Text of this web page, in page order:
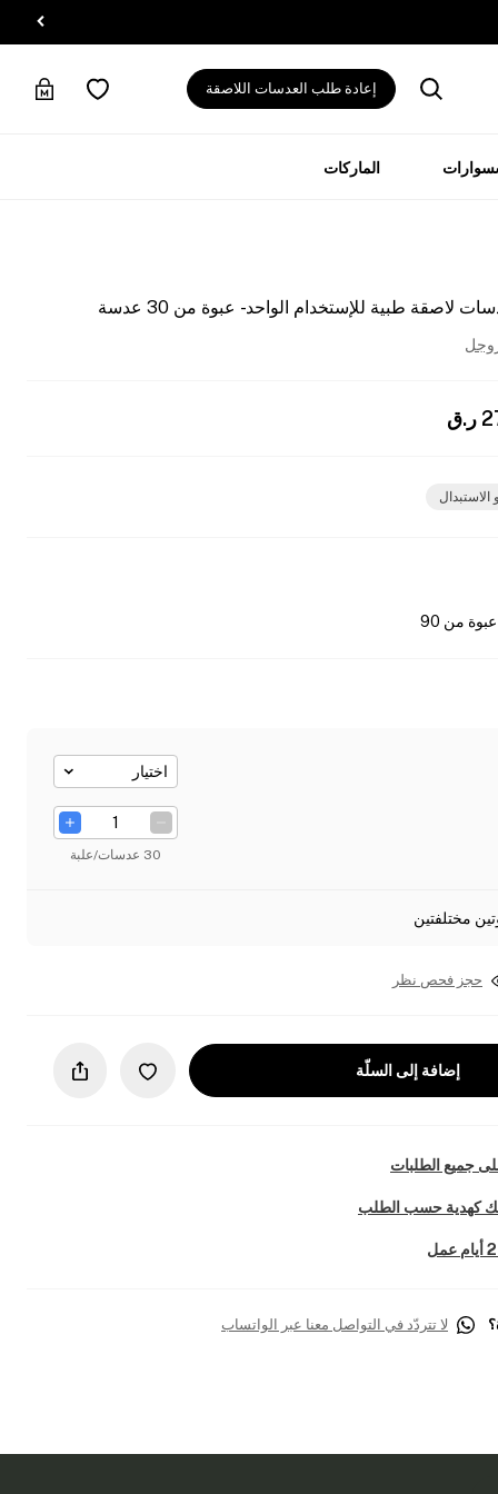
إعادة طلب العدسات اللاصقة
الماركات
طبية للإستخدام الواحد - عبوة من 30 عدسة
ر.ق
الاستبدال
عبوة من 90
اختيار
30 عدسات/علبة
مختلفتين
حجز فحص نظر
إضافة إلى السلّة
جميع الطلبات
كهدية حسب الطلب
لا تتردّد في التواصل معنا عبر الواتساب